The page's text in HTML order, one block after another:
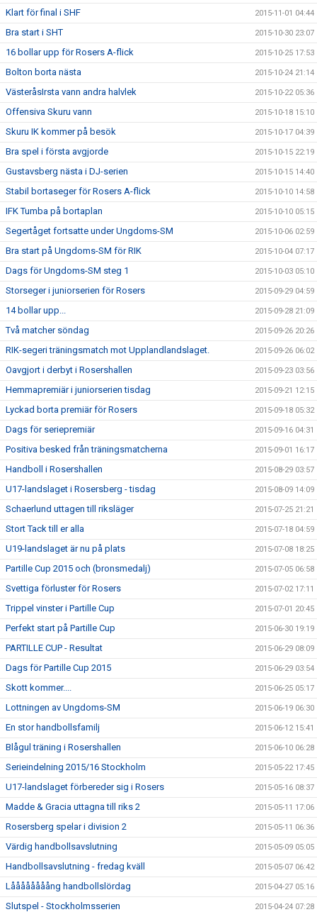
Klart för final i SHF 2015-11-01 04:44
Bra start i SHT 2015-10-30 23:07
16 bollar upp för Rosers A-flick 2015-10-25 17:53
Bolton borta nästa 2015-10-24 21:14
VästeråsIrsta vann andra halvlek 2015-10-22 05:36
Offensiva Skuru vann 2015-10-18 15:10
Skuru IK kommer på besök 2015-10-17 04:39
Bra spel i första avgjorde 2015-10-15 22:19
Gustavsberg nästa i DJ-serien 2015-10-15 14:40
Stabil bortaseger för Rosers A-flick 2015-10-10 14:58
IFK Tumba på bortaplan 2015-10-10 05:15
Segertåget fortsatte under Ungdoms-SM 2015-10-06 02:59
Bra start på Ungdoms-SM för RIK 2015-10-04 07:17
Dags för Ungdoms-SM steg 1 2015-10-03 05:10
Storseger i juniorserien för Rosers 2015-09-29 04:59
14 bollar upp... 2015-09-28 21:09
Två matcher söndag 2015-09-26 20:26
RIK-segeri träningsmatch mot Upplandlandslaget. 2015-09-26 06:02
Oavgjort i derbyt i Rosershallen 2015-09-23 03:56
Hemmapremiär i juniorserien tisdag 2015-09-21 12:15
Lyckad borta premiär för Rosers 2015-09-18 05:32
Dags för seriepremiär 2015-09-16 04:31
Positiva besked från träningsmatcherna 2015-09-01 16:17
Handboll i Rosershallen 2015-08-29 03:57
U17-landslaget i Rosersberg - tisdag 2015-08-09 14:09
Schaerlund uttagen till riksläger 2015-07-25 21:21
Stort Tack till er alla 2015-07-18 04:59
U19-landslaget är nu på plats 2015-07-08 18:25
Partille Cup 2015 och (bronsmedalj) 2015-07-05 06:58
Svettiga förluster för Rosers 2015-07-02 17:11
Trippel vinster i Partille Cup 2015-07-01 20:45
Perfekt start på Partille Cup 2015-06-30 19:19
PARTILLE CUP - Resultat 2015-06-29 08:09
Dags för Partille Cup 2015 2015-06-29 03:54
Skott kommer.... 2015-06-25 05:17
Lottningen av Ungdoms-SM 2015-06-19 06:30
En stor handbollsfamilj 2015-06-12 15:41
Blågul träning i Rosershallen 2015-06-10 06:28
Serieindelning 2015/16 Stockholm 2015-05-22 17:45
U17-landslaget förbereder sig i Rosers 2015-05-16 08:37
Madde & Gracia uttagna till riks 2 2015-05-11 17:06
Rosersberg spelar i division 2 2015-05-11 06:36
Värdig handbollsavslutning 2015-05-09 05:05
Handbollsavslutning - fredag kväll 2015-05-07 06:42
Låååååååång handbollslördag 2015-04-27 05:16
Slutspel - Stockholmsserien 2015-04-24 07:28